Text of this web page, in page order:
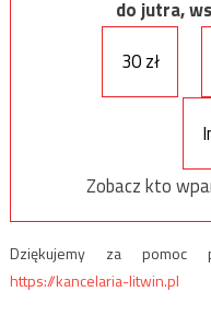
do jutra,
30 zł
Zobacz kto
Dziękujemy za pomoc
https://kancelaria-litwin.pl